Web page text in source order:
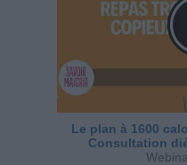
Le plan à 1600
Consultation